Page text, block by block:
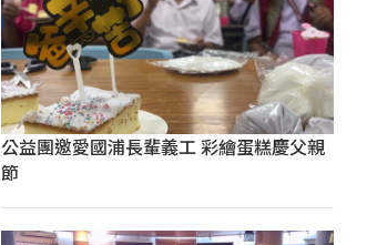
公益團邀愛國浦長輩義工 彩繪蛋糕慶父親
節